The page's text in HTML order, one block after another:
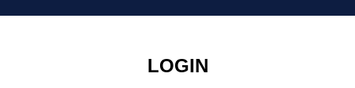
LOGIN